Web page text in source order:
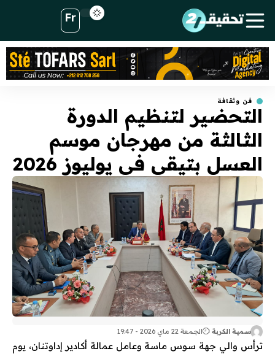
Fr
فن وثقافة
التحضير لتنظيم الدورة
الثالثة من مهرجان موسم
العسل بتيقي في يوليوز 2026
سمية الكربة الجمعة 22 ماي 2026 - 19:47
ترأس والي جهة سوس ماسة وعامل عمالةأكادير إداوتنان، يوم